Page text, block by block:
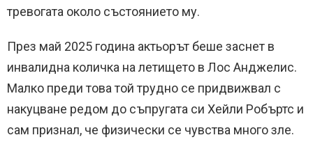
тревогата около състоянието му.
През май 2025 година актьорът беше заснет в
инвалидна количка на летището в Лос Анджелис.
Малко преди това той трудно се придвижвал с
накуцване редом до съпругата си Хейли Робъртс и
сам признал, че физически се чувства много зле.